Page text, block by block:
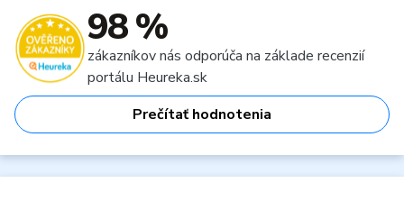
98 %
zákazníkov nás odporúča na základe recenzií
portálu Heureka.sk
Prečítať hodnotenia